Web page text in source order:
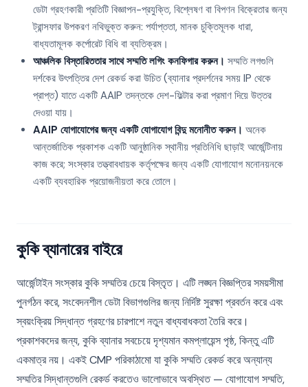
ডেটা গ্রহণকারী প্রতিটি বিজ্ঞাপন-প্রযুক্তি, বিশ্লেষণ বা বিপণন বিক্রেতার জন্য
ট্রান্সফার উপকরণ নথিভুক্ত করুন: পর্যাপ্ততা, মানক চুক্তিমূলক ধারা,
বাধ্যতামূলক কর্পোরেট বিধি বা ব্যতিক্রম।
আঞ্চলিক বিস্তারিততার সাথে সম্মতি লগিং কনফিগার করুন। সম্মতি লগগুলি
দর্শকের উৎপত্তির দেশ রেকর্ড করা উচিত (ব্যানার প্রদর্শনের সময় IP থেকে
প্রাপ্ত) যাতে একটি AAIP তদন্তকে দেশ-ফিল্টার করা প্রমাণ দিয়ে উত্তর
দেওয়া যায়।
AAIP যোগাযোগের জন্য একটি যোগাযোগ বিন্দু মনোনীত করুন। অনেক
আন্তর্জাতিক প্রকাশক একটি আনুষ্ঠানিক স্থানীয় প্রতিনিধি ছাড়াই আর্জেন্টিনায়
কাজ করে; সংস্কার তত্ত্বাবধায়ক কর্তৃপক্ষের জন্য একটি যোগাযোগ মনোনয়নকে
একটি ব্যবহারিক প্রয়োজনীয়তা করে তোলে।
কুকি ব্যানারের বাইরে
আর্জেন্টাইন সংস্কার কুকি সম্মতির চেয়ে বিস্তৃত। এটি লঙ্ঘন বিজ্ঞপ্তির সময়সীমা
পুনর্গঠন করে, সংবেদনশীল ডেটা বিভাগগুলির জন্য নির্দিষ্ট সুরক্ষা প্রবর্তন করে এবং
স্বয়ংক্রিয় সিদ্ধান্ত গ্রহণের চারপাশে নতুন বাধ্যবাধকতা তৈরি করে।
প্রকাশকদের জন্য, কুকি ব্যানার সবচেয়ে দৃশ্যমান কমপ্লায়েন্স পৃষ্ঠ, কিন্তু এটি
একমাত্র নয়। একই CMP পরিকাঠামো যা কুকি সম্মতি রেকর্ড করে অন্যান্য
সম্মতির সিদ্ধান্তগুলি রেকর্ড করতেও ভালোভাবে অবস্থিত — যোগাযোগ সম্মতি,